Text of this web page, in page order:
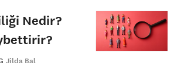
Nedir?
Jilda Bal